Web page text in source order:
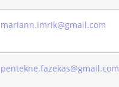
mariann.imrik@gmail.com
pentekne.fazekas@gmail.com